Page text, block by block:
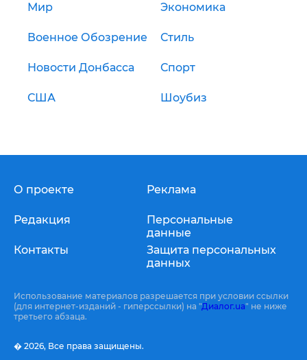
Мир Экономика
Военное Обозрение Стиль
Новости Донбасса Спорт
США Шоубиз
О проекте
Редакция
Контакты
Реклама
Персональные
данные
Защита персональных
данных
Использование материалов разрешается при условии ссылки
(для интернет-изданий - гиперссылки) на "Диалог.ua" не ниже
третьего абзаца.
� 2026, Все права защищены.